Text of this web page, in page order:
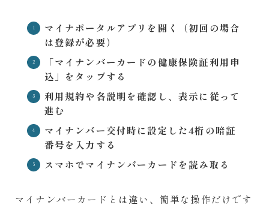
マイナポータルアプリを開く（初回の場合
は登録が必要）
「マイナンバーカードの健康保険証利用申
込」をタップする
利用規約や各説明を確認し、表示に従って
進む
マイナンバー交付時に設定した4桁の暗証
番号を入力する
スマホでマイナンバーカードを読み取る
マイナンバーカードとは違い、簡単な操作だけです